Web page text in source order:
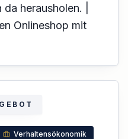
herausholen. |
Onlineshop mit
Verhaltensökonomik